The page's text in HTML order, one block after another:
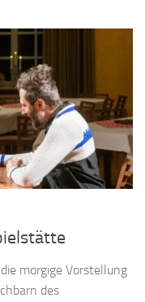
morgige Vorstellung
des